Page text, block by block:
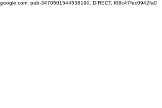
google.com, pub-3470501544538190, DIRECT, f08c47fec0942fa0